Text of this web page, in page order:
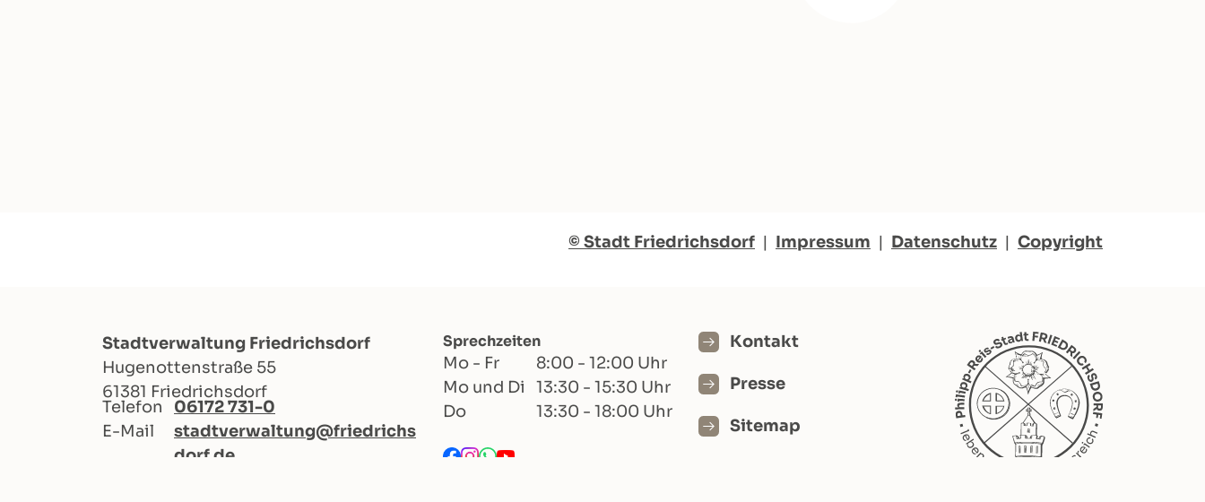
© Stadt Friedrichsdorf | Impressum | Datenschutz | Copyright
Stadtverwaltung Friedrichsdorf
Hugenottenstraße 55
61381 Friedrichsdorf
Telefon
06172 731-0
E-Mail
stadtverwaltung@friedrichs
dorf.de
Sprechzeiten
Mo - Fr
8:00 - 12:00 Uhr
Mo und Di
13:30 - 15:30 Uhr
Do
13:30 - 18:00 Uhr
Kontakt
Presse
Sitemap